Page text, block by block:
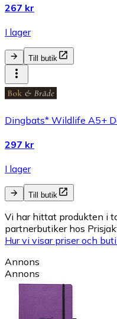
267 kr
I lager
Till butik
Dingbats* Wildlife A5+
297 kr
I lager
Till butik
Vi har hittat produkten i
partnerbutiker hos
Hur vi visar priser och
Annons
Annons